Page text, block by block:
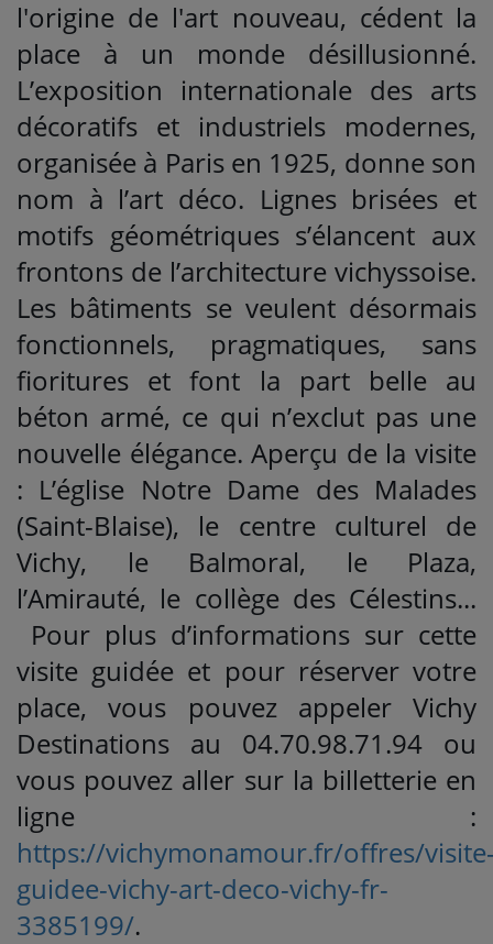
l'origine de l'art nouveau, cédent la
place à un monde désillusionné.
L’exposition internationale des arts
décoratifs et industriels modernes,
organisée à Paris en 1925, donne son
nom à l’art déco. Lignes brisées et
motifs géométriques s’élancent aux
frontons de l’architecture vichyssoise.
Les bâtiments se veulent désormais
fonctionnels, pragmatiques, sans
fioritures et font la part belle au
béton armé, ce qui n’exclut pas une
nouvelle élégance. Aperçu de la visite
: L’église Notre Dame des Malades
(Saint-Blaise), le centre culturel de
Vichy, le Balmoral, le Plaza,
l’Amirauté, le collège des Célestins...
Pour plus d’informations sur cette
visite guidée et pour réserver votre
place, vous pouvez appeler Vichy
Destinations au 04.70.98.71.94 ou
vous pouvez aller sur la billetterie en
ligne :
https://vichymonamour.fr/offres/
guidee-vichy-art-deco-vichy-fr-
3385199/.